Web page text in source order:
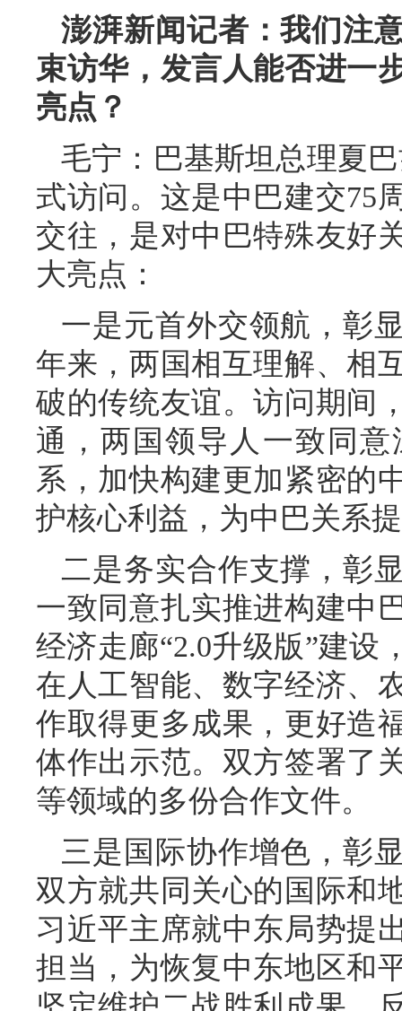
澎湃新闻记者：我们注
束访华，发言人能否进一
亮点？
毛宁：巴基斯坦总理夏
式访问。这是中巴建交75
交往，是对中巴特殊友好
大亮点：
一是元首外交领航，彰
年来，两国相互理解、相
破的传统友谊。访问期间
通，两国领导人一致同
系，加快构建更加紧密的
护核心利益，为中巴关系
二是务实合作支撑，彰
一致同意扎实推进构建中
经济走廊“2.0升级版”建设
在人工智能、数字经济、
作取得更多成果，更好造
体作出示范。双方签署了
等领域的多份合作文件。
三是国际协作增色，彰
双方就共同关心的国际和
习近平主席就中东局势提
担当，为恢复中东地区和